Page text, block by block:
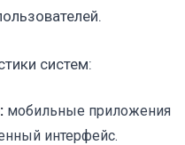
систем:
мобильные приложения
интерфейс.